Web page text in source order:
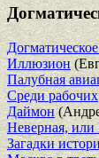
Иллюзион
Палубная
Среди рабочих
Даймон
Неверная, или
Загадки